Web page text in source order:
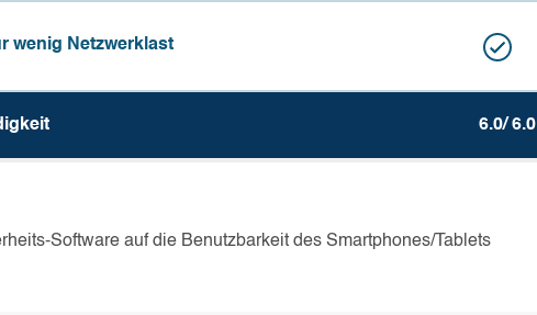
wenig Netzwerklast
6.0/ 6.0
Software auf die Benutzbarkeit des Smartphones/Tablets